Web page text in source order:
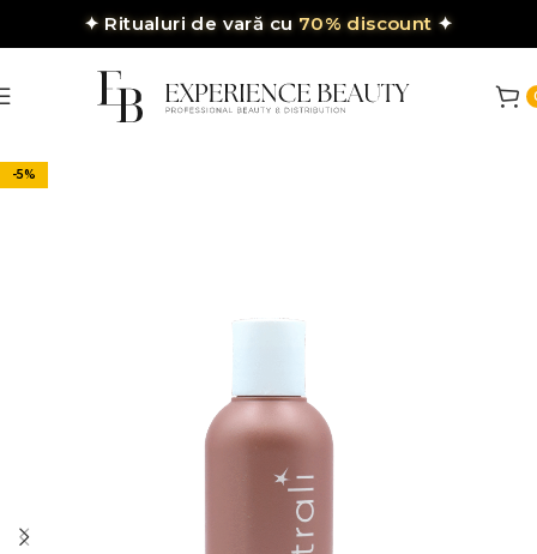
✦Ritualuri de vară cu 70% discount ✦
-5%